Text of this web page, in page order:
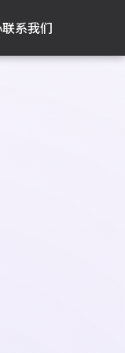
联系我们